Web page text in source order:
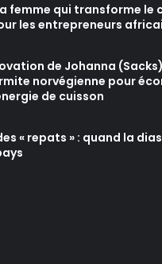
femme qui transforme le
les entrepreneurs
de Johanna
norvégienne pour
de cuisson
« repats » : quand la